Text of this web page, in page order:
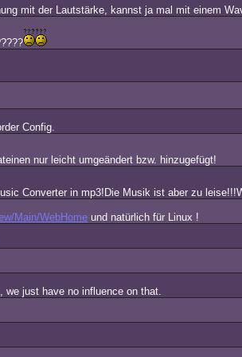
mit der Lautstärke, kannst ja mal mit einem
Config.
nur leicht umgeändert bzw. hinzugefügt!
Converter in mp3!Die Musik ist aber zu
Main/WebHome und natürlich für Linux !
just have no influence on that.